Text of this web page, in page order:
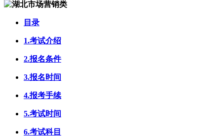
目录
1.考试介绍
2.报名条件
3.报名时间
4.报考手续
5.考试时间
6.考试科目